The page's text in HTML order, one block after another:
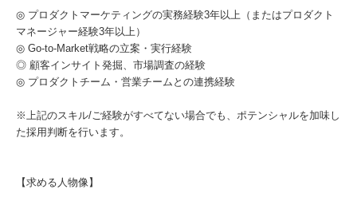
◎ プロダクトマーケティングの実務経験3年以上（またはプロダクト
マネージャー経験3年以上）
◎ Go-to-Market戦略の立案・実行経験
◎ 顧客インサイト発掘、市場調査の経験
◎ プロダクトチーム・営業チームとの連携経験
※上記のスキル/ご経験がすべてない場合でも、ポテンシャルを加味し
た採用判断を行います。
【求める人物像】